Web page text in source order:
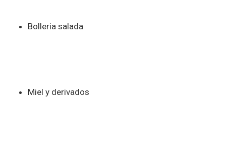
Bolleria salada
Miel y derivados